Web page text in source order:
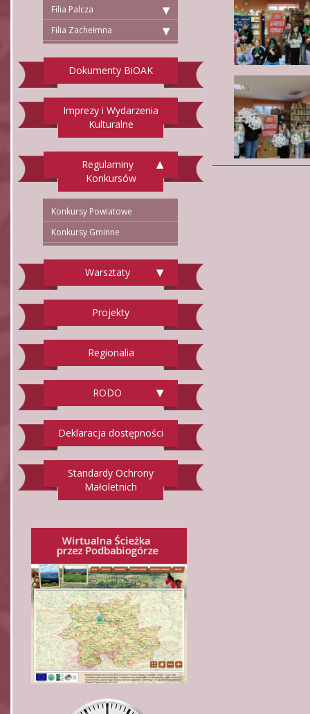
Filia Palcza
Filia Zachełmna
Dokumenty BiOAK
Imprezy i Wydarzenia
Kulturalne
Regulaminy
Konkursów
Konkursy Powiatowe
Konkursy Gminne
Warsztaty
Projekty
Regionalia
RODO
Deklaracja dostępności
Standardy Ochrony
Małoletnich